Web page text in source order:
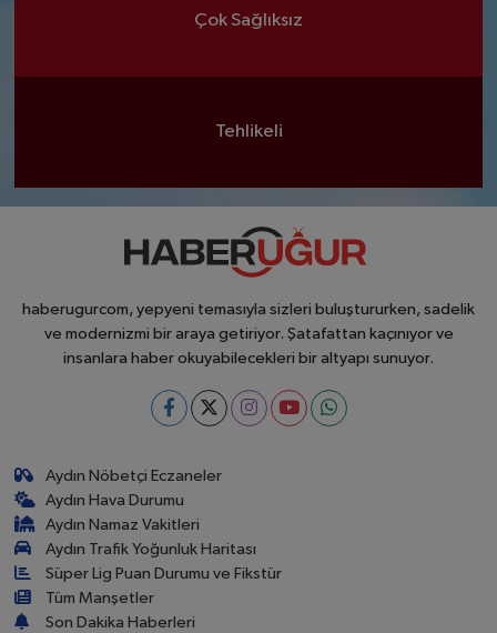
Çok Sağlıksız
Tehlikeli
haberugurcom, yepyeni temasıyla sizleri buluştururken, sadelik
ve modernizmi bir araya getiriyor. Şatafattan kaçınıyor ve
insanlara haber okuyabilecekleri bir altyapı sunuyor.
Aydın Nöbetçi Eczaneler
Aydın Hava Durumu
Aydın Namaz Vakitleri
Aydın Trafik Yoğunluk Haritası
Süper Lig Puan Durumu ve Fikstür
Tüm Manşetler
Son Dakika Haberleri